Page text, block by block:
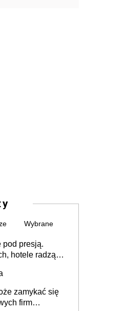
Wybrane
pod presją.
hotele radzą
zamykać się
firm